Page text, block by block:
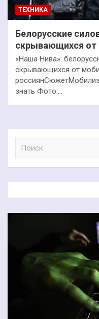
ТЕХНИКА
Белорусские
скрывающихся от
«Наша Нива»:
скрывающихся от
знать Фото:…
к